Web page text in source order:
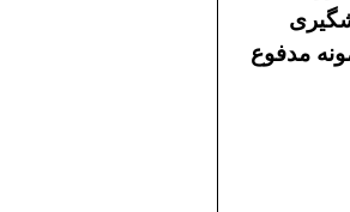
مدفوع